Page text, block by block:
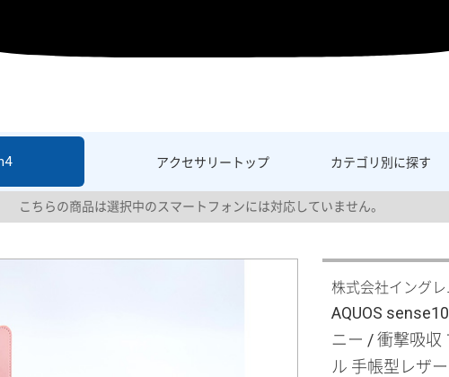
アクセサリー トップ カテゴリ別に探す
こちらの商品は選択中のスマートフォンには対応していません。
株式会社イングレ
AQUOS
ニー / 衝撃吸収
ル 手帳型レザ